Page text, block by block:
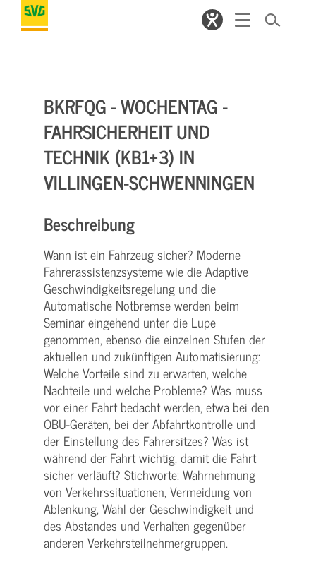
BKRFQG - WOCHENTAG -
FAHRSICHERHEIT UND
TECHNIK (KB1+3) IN
VILLINGEN-SCHWENNINGEN
Beschreibung
Wann ist ein Fahrzeug sicher? Moderne
Fahrerassistenzsysteme wie die Adaptive
Geschwindigkeitsregelung und die
Automatische Notbremse werden beim
Seminar eingehend unter die Lupe
genommen, ebenso die einzelnen Stufen der
aktuellen und zukünftigen Automatisierung:
Welche Vorteile sind zu erwarten, welche
Nachteile und welche Probleme? Was muss
vor einer Fahrt bedacht werden, etwa bei den
OBU-Geräten, bei der Abfahrtkontrolle und
der Einstellung des Fahrersitzes? Was ist
während der Fahrt wichtig, damit die Fahrt
sicher verläuft? Stichworte: Wahrnehmung
von Verkehrssituationen, Vermeidung von
Ablenkung, Wahl der Geschwindigkeit und
des Abstandes und Verhalten gegenüber
anderen Verkehrsteilnehmergruppen.